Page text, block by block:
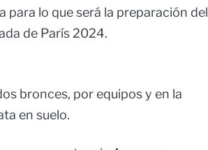
lo que será la preparación del
de París 2024.
bronces, por equipos y en la
en suelo.